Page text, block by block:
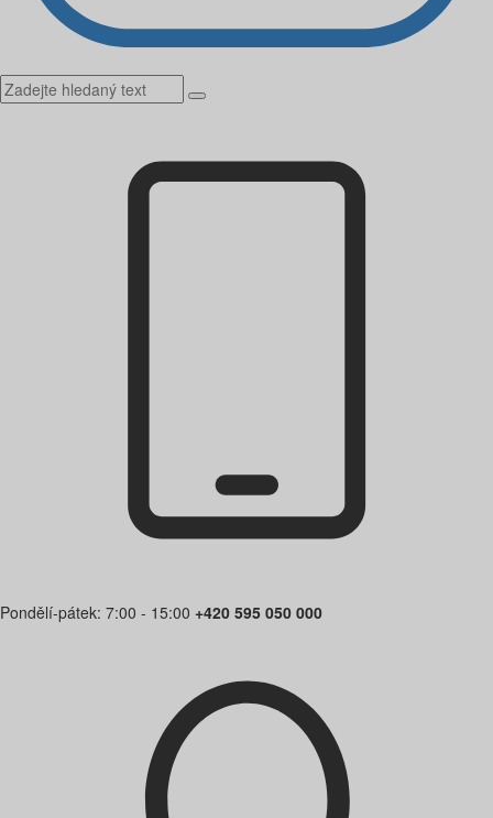
Pondělí-pátek: 7:00 - 15:00 +420 595 050 000